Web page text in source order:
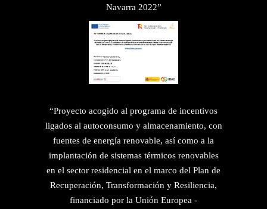
Navarra 2022”
“Proyecto acogido al programa de incentivos
ligados al autoconsumo y almacenamiento, con
fuentes de energía renovable, así como a la
implantación de sistemas térmicos renovables
en el sector residencial en el marco del Plan de
Recuperación, Transformación y Resiliencia,
financiado por la Unión Europea -